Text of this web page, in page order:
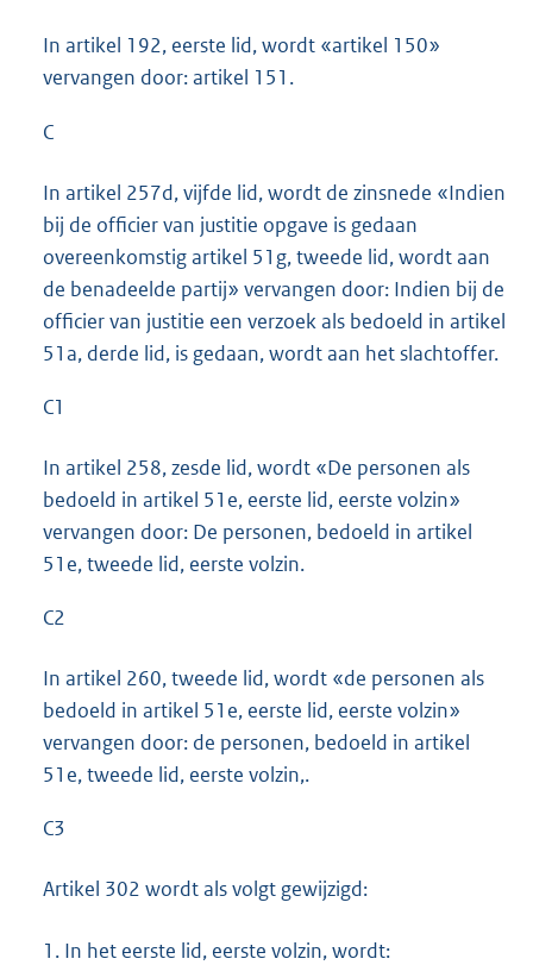
In artikel 192, eerste lid, wordt «artikel 150»
vervangen door: artikel 151.
C
In artikel 257d, vijfde lid, wordt de zinsnede «Indien
bij de officier van justitie opgave is gedaan
overeenkomstig artikel 51g, tweede lid, wordt aan
de benadeelde partij» vervangen door: Indien bij de
officier van justitie een verzoek als bedoeld in artikel
51a, derde lid, is gedaan, wordt aan het slachtoffer.
C1
In artikel 258, zesde lid, wordt «De personen als
bedoeld in artikel 51e, eerste lid, eerste volzin»
vervangen door: De personen, bedoeld in artikel
51e, tweede lid, eerste volzin.
C2
In artikel 260, tweede lid, wordt «de personen als
bedoeld in artikel 51e, eerste lid, eerste volzin»
vervangen door: de personen, bedoeld in artikel
51e, tweede lid, eerste volzin,.
C3
Artikel 302 wordt als volgt gewijzigd:
1. In het eerste lid, eerste volzin, wordt: